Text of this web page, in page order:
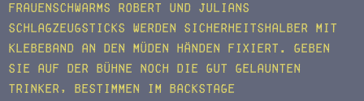
Frauenschwarms Robert und Julians
Schlagzeugsticks werden sicherheitshalber mit
Klebeband an den müden Händen fixiert. Geben
sie auf der Bühne noch die gut gelaunten
Trinker, bestimmen im Backstage